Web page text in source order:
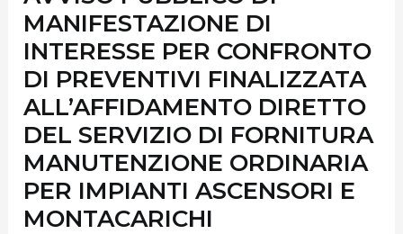
MANIFESTAZIONE DI
INTERESSE PER CONFRONTO
DI PREVENTIVI FINALIZZATA
ALL’AFFIDAMENTO DIRETTO
DEL SERVIZIO DI FORNITURA
MANUTENZIONE ORDINARIA
PER IMPIANTI ASCENSORI E
MONTACARICHI